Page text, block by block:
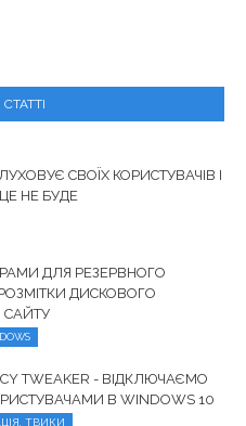
СВОЇХ КОРИСТУВАЧІВ І
НЕ БУДЕ
ДЛЯ РЕЗЕРВНОГО
ДИСКОВОГО
САЙТУ
TWEAKER - ВІДКЛЮЧАЄМО
В WINDOWS 10
ТВИКИ